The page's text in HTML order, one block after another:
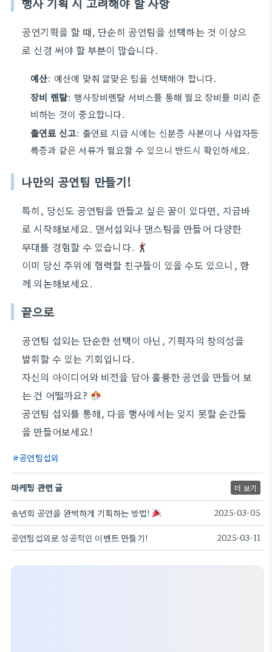
공연기획을 할 때, 단순히 공연팀을 선택하는 것 이상으
로 신경 써야 할 부분이 많습니다.
예산: 예산에 맞춰 알맞은 팀을 선택해야 합니다.
장비 렌탈: 행사장비렌탈 서비스를 통해 필요 장비를 미리 준
비하는 것이 중요합니다.
출연료 신고: 출연료 지급 시에는 신분증 사본이나 사업자등
록증과 같은 서류가 필요할 수 있으니 반드시 확인하세요.
나만의 공연팀 만들기!
특히, 당신도 공연팀을 만들고 싶은 꿈이 있다면, 지금바
로 시작해보세요. 댄서섭외나 댄스팀을 만들어 다양한
무대를 경험할 수 있습니다.
이미 당신 주위에 협력할 친구들이 있을 수도 있으니, 함
께 의논해보세요.
끝으로
공연팀 섭외는 단순한 선택이 아닌, 기획자의 창의성을
발휘할 수 있는 기회입니다.
자신의 아이디어와 비전을 담아 훌륭한 공연을 만들어 보
는 건 어떨까요?
공연팀 섭외를 통해, 다음 행사에서는 잊지 못할 순간들
을 만들어보세요!
공연팀섭외
마케팅 관련 글 더 보기
송년회 공연을 완벽하게 기획하는 방법! 2025-03-05
공연팀섭외로 성공적인 이벤트 만들기! 2025-03-11